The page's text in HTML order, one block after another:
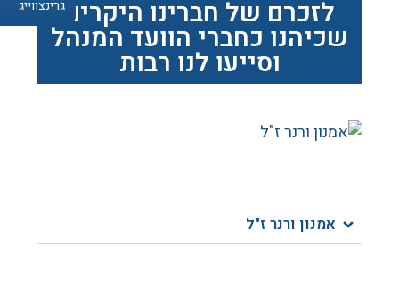
גרינצווייג
גרינצווייג לזכרם של חברינו היקרים
שכיהנו כחברי הוועד המנהל
וסייעו לנו רבות
אמנון ורנר ז"ל